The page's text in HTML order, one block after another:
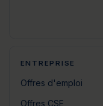
ENTREPRISE
Offres d'emploi
Offres CSE